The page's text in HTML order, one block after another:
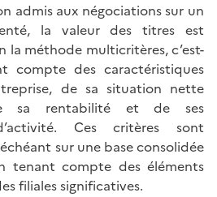
admis aux négociations sur un
la valeur des titres est
la méthode multicritères, c’est-
compte des caractéristiques
de sa situation nette
sa rentabilité et de ses
Ces critères sont
sur une base consolidée
tenant compte des éléments
filiales significatives.